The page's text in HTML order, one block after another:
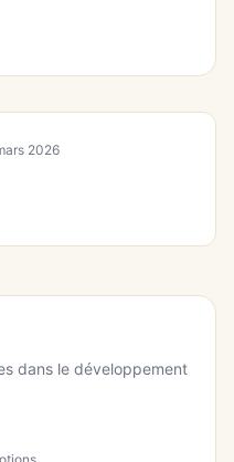
2026
dans le développement